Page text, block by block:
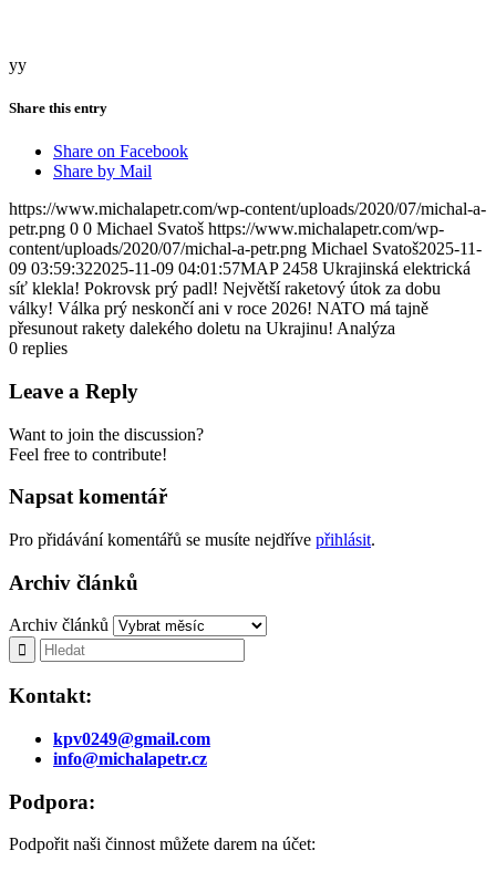
yy
Share this entry
Share on Facebook
Share by Mail
https://www.michalapetr.com/wp-content/uploads/2020/07/michal-a-
petr.png 0 0 Michael Svatoš https://www.michalapetr.com/wp-
content/uploads/2020/07/michal-a-petr.png Michael Svatoš2025-11-
09 03:59:322025-11-09 04:01:57MAP 2458 Ukrajinská elektrická
síť klekla! Pokrovsk prý padl! Největší raketový útok za dobu
války! Válka prý neskončí ani v roce 2026! NATO má tajně
přesunout rakety dalekého doletu na Ukrajinu! Analýza
0 replies
Leave a Reply
Want to join the discussion?
Feel free to contribute!
Napsat komentář
Pro přidávání komentářů se musíte nejdříve přihlásit.
Archiv článků
Archiv článků
Kontakt:
kpv0249@gmail.com
info@michalapetr.cz
Podpora:
Podpořit naši činnost můžete darem na účet: